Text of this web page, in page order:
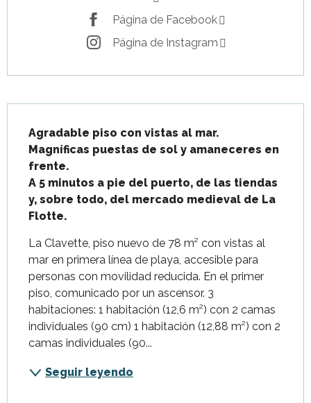
Página de Facebook
Página de Instagram
Agradable piso con vistas al mar.
Magníficas puestas de sol y amaneceres en
frente.
A 5 minutos a pie del puerto, de las tiendas
y, sobre todo, del mercado medieval de La
Flotte.
La Clavette, piso nuevo de 78 m² con vistas al
mar en primera línea de playa, accesible para
personas con movilidad reducida. En el primer
piso, comunicado por un ascensor. 3
habitaciones: 1 habitación (12,6 m²) con 2 camas
individuales (90 cm) 1 habitación (12,88 m²) con 2
camas individuales (90...
Seguir leyendo